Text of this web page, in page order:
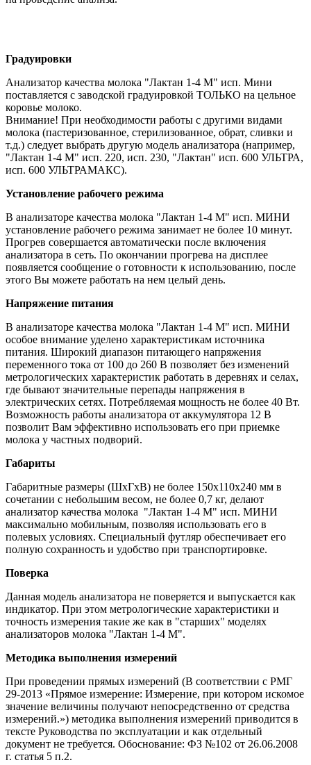
Градуировки
Анализатор качества молока "Лактан 1-4 М" исп. Мини
поставляется с заводской градуировкой ТОЛЬКО на цельное
коровье молоко.
Внимание! При необходимости работы с другими видами
молока (пастеризованное, стерилизованное, обрат, сливки и
т.д.) следует выбрать другую модель анализатора (например,
"Лактан 1-4 М" исп. 220, исп. 230, "Лактан" исп. 600 УЛЬТРА,
исп. 600 УЛЬТРАМАКС).
Установление рабочего режима
В анализаторе качества молока "Лактан 1-4 М" исп. МИНИ
установление рабочего режима занимает не более 10 минут.
Прогрев совершается автоматически после включения
анализатора в сеть. По окончании прогрева на дисплее
появляется сообщение о готовности к использованию, после
этого Вы можете работать на нем целый день.
Напряжение питания
В анализаторе качества молока "Лактан 1-4 М" исп. МИНИ
особое внимание уделено характеристикам источника
питания. Широкий диапазон питающего напряжения
переменного тока от 100 до 260 В позволяет без изменений
метрологических характеристик работать в деревнях и селах,
где бывают значительные перепады напряжения в
электрических сетях. Потребляемая мощность не более 40 Вт.
Возможность работы анализатора от аккумулятора 12 В
позволит Вам эффективно использовать его при приемке
молока у частных подворий.
Габариты
Габаритные размеры (ШхГхВ) не более 150х110х240 мм в
сочетании с небольшим весом, не более 0,7 кг, делают
анализатор качества молока "Лактан 1-4 М" исп. МИНИ
максимально мобильным, позволяя использовать его в
полевых условиях. Специальный футляр обеспечивает его
полную сохранность и удобство при транспортировке.
Поверка
Данная модель анализатора не поверяется и выпускается как
индикатор. При этом метрологические характеристики и
точность измерения такие же как в "старших" моделях
анализаторов молока "Лактан 1-4 М".
Методика выполнения измерений
При проведении прямых измерений (В соответствии с РМГ
29-2013 «Прямое измерение: Измерение, при котором искомое
значение величины получают непосредственно от средства
измерений.») методика выполнения измерений приводится в
тексте Руководства по эксплуатации и как отдельный
документ не требуется. Обоснование: ФЗ №102 от 26.06.2008
г. статья 5 п.2.